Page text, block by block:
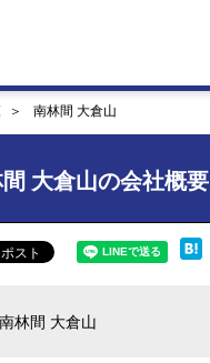
南林間 大倉山
大倉山の会社概要
南林間 大倉山